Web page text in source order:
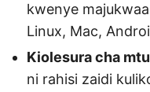
kwenye
Linux, Mac,
Kiolesura cha
ni rahisi zaidi